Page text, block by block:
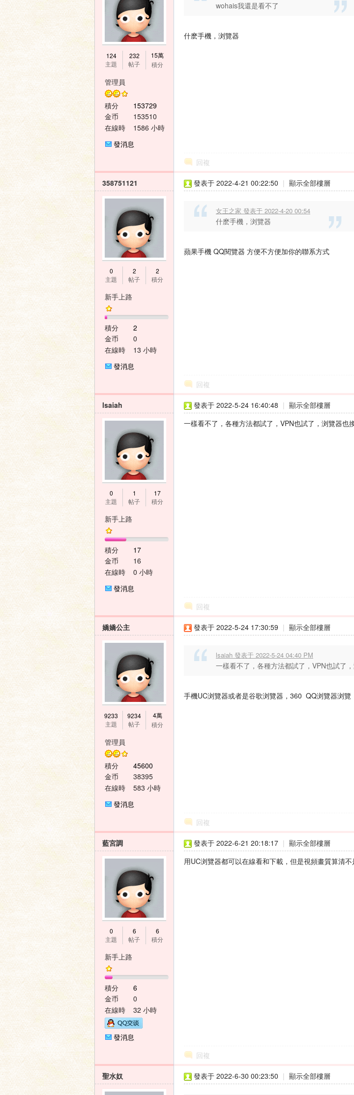
124
主題
232
帖子
15萬
積分
管理員
積分
153729
金币
153510
在線時
1586 小時
發消息
wohais我還是看不了
什麽手機，浏覽器
回複
358751121
0
主題
2
帖子
2
積分
新手上路
積分
2
金币
0
在線時
13 小時
發消息
發表于 2022-4-21 00:22:50 | 顯示全部樓層
女王之家 發表于 2022-4-20 00:54
什麽手機，浏覽器
蘋果手機 QQ閱覽器 方便不方便加你的聯系方式
回複
lsaiah
0
主題
1
帖子
17
積分
新手上路
積分
17
金币
16
在線時
0 小時
發消息
發表于 2022-5-24 16:40:48 | 顯示全部樓層
一樣看不了，各種方法都試了，VPN也試了，浏覽器也
回複
嬌嬌公主
9233
主題
9234
帖子
4萬
積分
管理員
積分
45600
金币
38395
在線時
583 小時
發消息
發表于 2022-5-24 17:30:59 | 顯示全部樓層
lsaiah 發表于 2022-5-24 04:40 PM
一樣看不了，各種方法都試了，VPN也試了
手機UC浏覽器或者是谷歌浏覽器，360 QQ浏覽器浏覽
回複
藍宮調
0
主題
6
帖子
6
積分
新手上路
積分
6
金币
0
在線時
間
32 小時
發消息
發表于 2022-6-21 20:18:17 | 顯示全部樓層
用UC浏覽器都可以在線看和下載，但是視頻畫質算清
回複
聖水奴 發表于 2022-6-30 00:23:50 | 顯示全部樓層